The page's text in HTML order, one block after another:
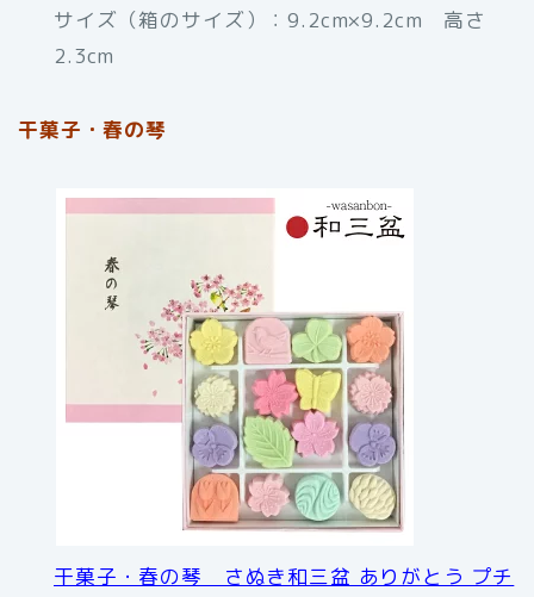
サイズ（箱のサイズ）：9.2cm×9.2cm 高さ
2.3cm
干菓子・春の琴
干菓子・春の琴 さぬき和三盆 ありがとう プチ